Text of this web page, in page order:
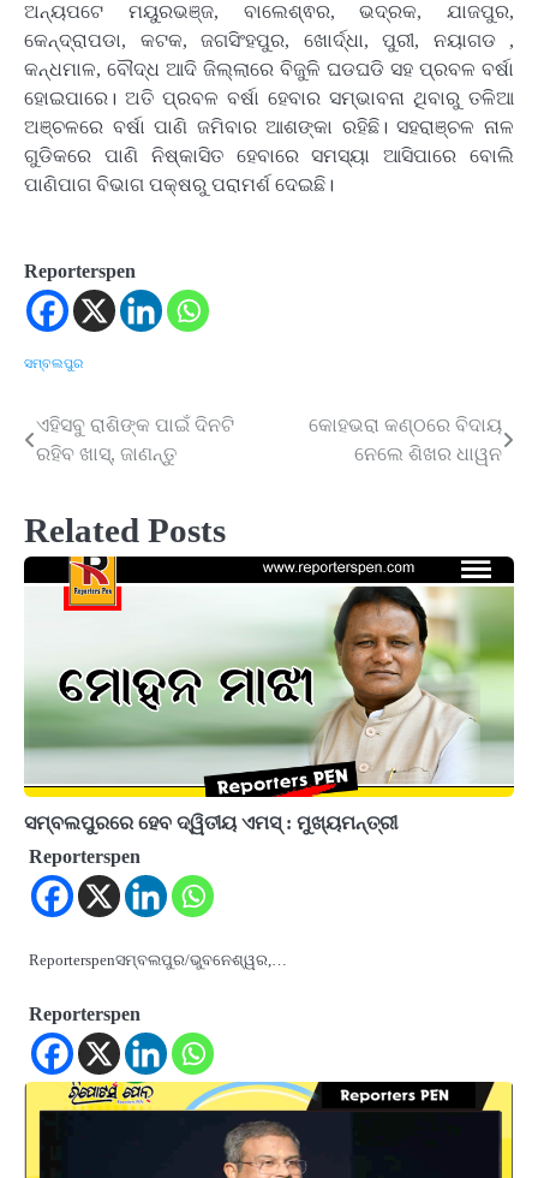
ଅନ୍ୟପଟେ ମୟୁରଭଞ୍ଜ, ବାଲେଶ୍ଵର, ଭଦ୍ରକ, ଯାଜପୁର,
କେନ୍ଦ୍ରାପଡା, କଟକ, ଜଗସିଂହପୁର, ଖୋର୍ଦ୍ଧା, ପୁରୀ, ନୟାଗଡ ,
କନ୍ଧମାଳ, ବୌଦ୍ଧ ଆଦି ଜିଲ୍ଲାରେ ବିଜୁଳି ଘଡଘଡି ସହ ପ୍ରବଳ ବର୍ଷା
ହୋଇପାରେ। ଅତି ପ୍ରବଳ ବର୍ଷା ହେବାର ସମ୍ଭାବନା ଥିବାରୁ ତଳିଆ
ଅଞ୍ଚଳରେ ବର୍ଷା ପାଣି ଜମିବାର ଆଶଙ୍କା ରହିଛି। ସହରାଞ୍ଚଳ ନାଳ
ଗୁଡିକରେ ପାଣି ନିଷ୍କାସିତ ହେବାରେ ସମସ୍ୟା ଆସିପାରେ ବୋଲି
ପାଣିପାଗ ବିଭାଗ ପକ୍ଷରୁ ପରାମର୍ଶ ଦେଇଛି।
Reporterspen
ସମ୍ବଲପୁର
Post
navigation
ଏହିସବୁ ରାଶିଙ୍କ ପାଇଁ ଦିନଟି
ରହିବ ଖାସ୍, ଜାଣନ୍ତୁ
କୋହଭରା କଣ୍ଠରେ ବିଦାୟ
ନେଲେ ଶିଖର ଧାୱନ
Related Posts
ସମ୍ବଲପୁରରେ ହେବ ଦ୍ୱିତୀୟ ଏମସ୍ : ମୁଖ୍ୟମନ୍ତ୍ରୀ
Reporterspen
Reporterspenସମ୍ବଲପୁର/ଭୁବନେଶ୍ୱର,…
Reporterspen